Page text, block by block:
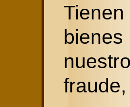
fraude,